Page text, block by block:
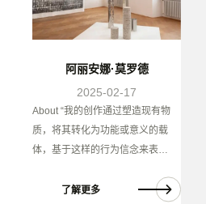
阿丽安娜·莫罗德
2025-02-17
About “我的创作通过塑造现有物
质，将其转化为功能或意义的载
体，基于这样的行为信念来表…
了解更多